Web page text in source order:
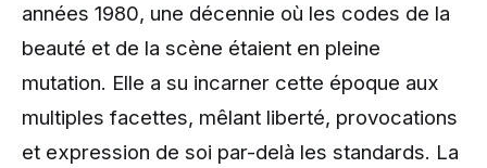
années 1980, une décennie où les codes de la
beauté et de la scène étaient en pleine
mutation. Elle a su incarner cette époque aux
multiples facettes, mêlant liberté, provocations
et expression de soi par-delà les standards. La